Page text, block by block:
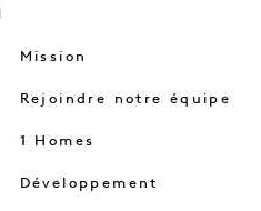
Mission
Rejoindre notre équipe
1 Homes
Développement